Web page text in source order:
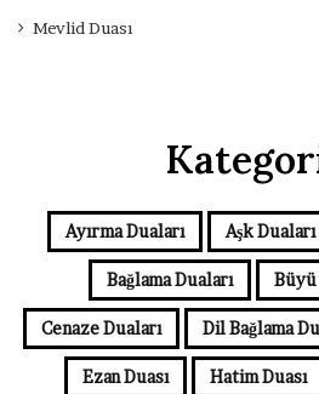
Mevlid Duası
Ayırma Duaları Aşk Duaları
Bağlama Duaları Büyü
Cenaze Duaları Dil Bağlama
Ezan Duası Hatim Duası